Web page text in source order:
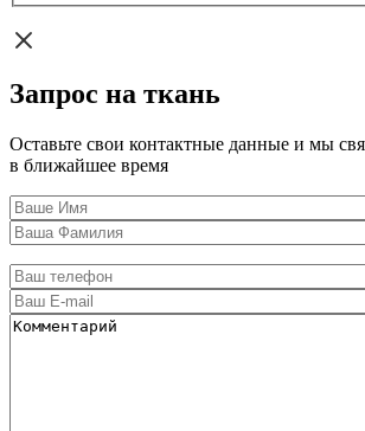
Запрос на ткань
Оставьте свои контактные данные и мы
в ближайшее время